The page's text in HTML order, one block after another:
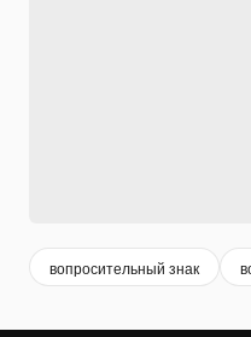
вопросительный знак